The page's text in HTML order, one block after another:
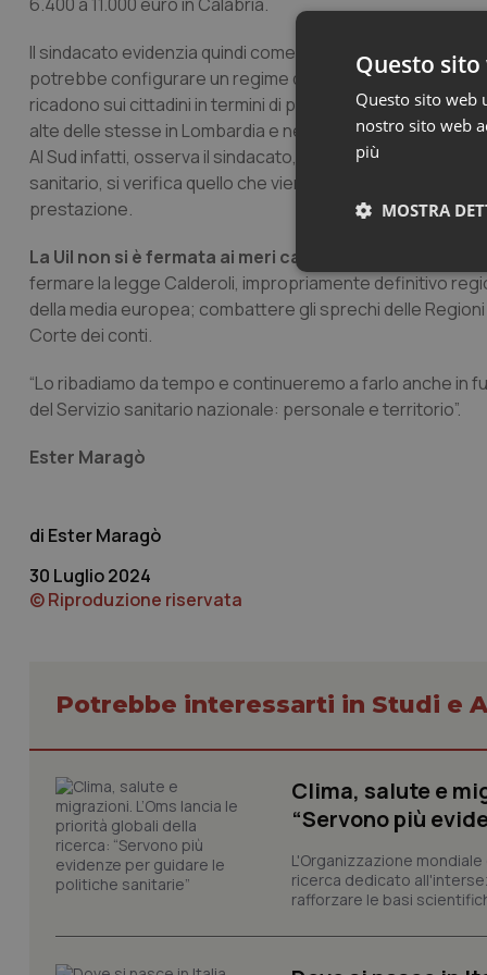
Il sindacato evidenzia quindi come “al diminuire
potrebbe configurare un regime di monopolio con poche
ricadono sui cittadini in termini di prestazioni più salate.
alte delle stesse in Lombardia e nel Lazio”.
Al Sud infatti, osserva il sindacato, con la scarsa
sanitario, si verifica quello che viene definito un
prestazione.
La Uil non si è fermata ai meri calcoli, per tutelare e
fermare la legge Calderoli, impropriamente definitivo
della media europea; combattere gli sprechi delle
Corte dei conti.
“Lo ribadiamo da tempo e continueremo a farlo anche
del Servizio sanitario nazionale: personale e territorio”.
Ester Maragò
Ester Maragò
30 Luglio 2024
© Riproduzione riservata
Potrebbe interessarti in Studi e
Clima, salute e
“Servono più
L'Organizzazione
ricerca dedicato
rafforzare le basi
Questo
Questo sito web
nostro sito web
più
MOSTRA
tracking-sites-
tracking-sites-
session-id
_ga